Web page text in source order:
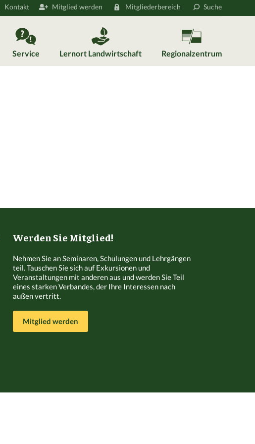
Kontakt Mitglied werden Mitgliederbereich Suche
Service Lernort Landwirtschaft Regionalzentrum
Werden Sie Mitglied!
Nehmen Sie an Seminaren, Schulungen und Lehrgängen
teil. Tauschen Sie sich auf Exkursionen und
Veranstaltungen mit anderen aus und werden Sie Teil
eines starken Verbandes, der Ihre Interessen nach
außen vertritt.
Mitglied werden